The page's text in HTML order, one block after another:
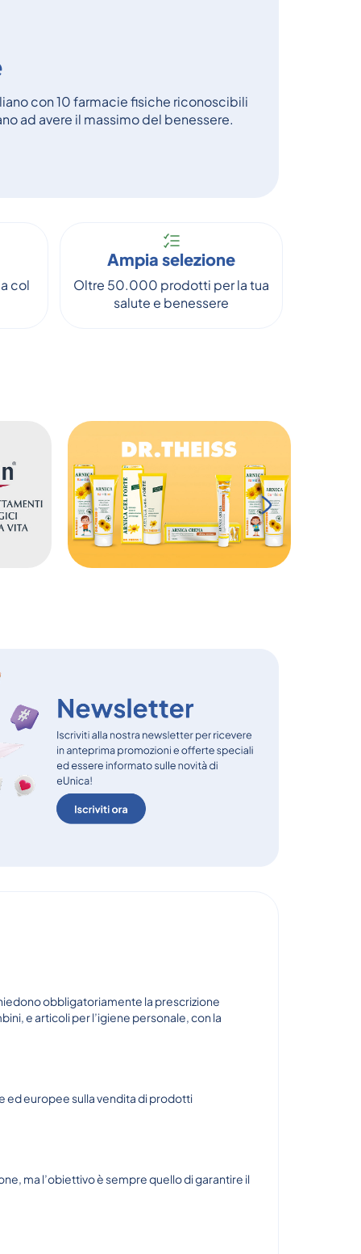
con 10 farmacie fisiche riconoscibili
ad avere il massimo del benessere.
col
Ampia selezione
Oltre 50.000 prodotti per la tua
salute e benessere
obbligatoriamente la prescrizione
e articoli per l’igiene personale, con la
ed europee sulla vendita di prodotti
ma l’obiettivo è sempre quello di garantire il